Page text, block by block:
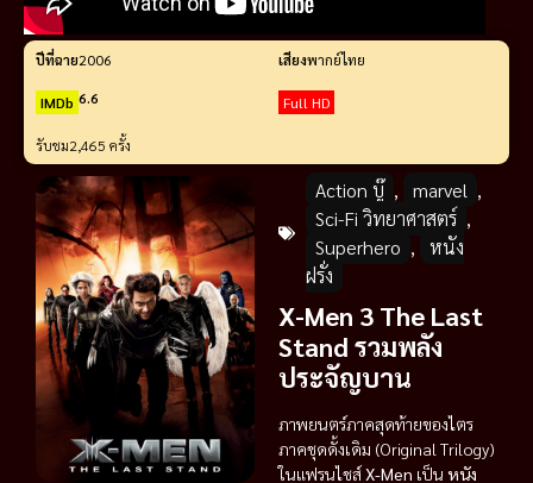
ปีที่ฉาย2006 เสียงพากย์ไทย
IMDb 6.6 Full HD
รับชม2,465 ครั้ง
Action บู๊ , marvel ,
Sci-Fi วิทยาศาสตร์ ,
Superhero ,
หนัง
ฝรั่ง
X-Men 3 The Last
Stand รวมพลัง
ประจัญบาน
ภาพยนตร์ภาคสุดท้ายของไตร
ภาคชุดดั้งเดิม (Original Trilogy)
ในแฟรนไชส์X-Men เป็น หนัง